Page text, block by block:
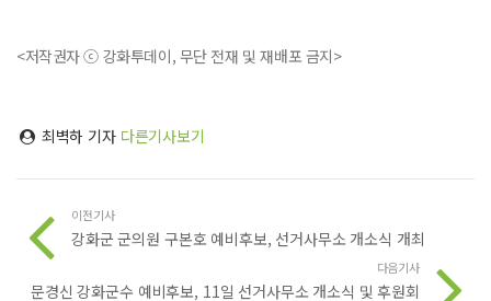
<저작권자 ⓒ 강화투데이, 무단 전재 및 재배포 금지>
최벽하 기자 다른기사보기
이전기사
강화군 군의원 구본호 예비후보, 선거사무소 개소식 개최
다음기사
문경신 강화군수 예비후보, 11일 선거사무소 개소식 및 후원회